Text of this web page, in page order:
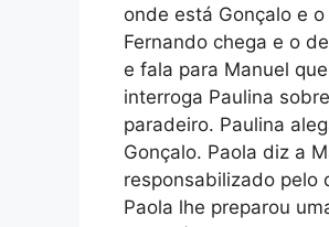
onde está Gonçalo e
Fernando chega e o
e fala para Manuel
interroga Paulina
paradeiro. Paulina
Gonçalo. Paola diz a
responsabilizado pelo
Paola lhe preparou